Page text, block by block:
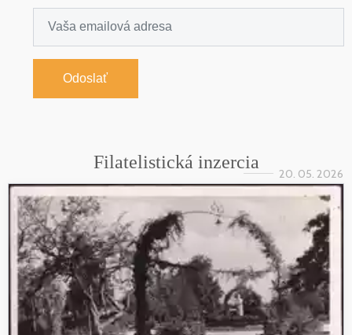
Odoslať
Filatelistická inzercia
20. 05. 2026